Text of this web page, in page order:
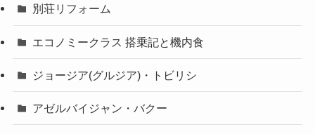
別荘リフォーム
エコノミークラス 搭乗記と機内食
ジョージア(グルジア)・トビリシ
アゼルバイジャン・バクー